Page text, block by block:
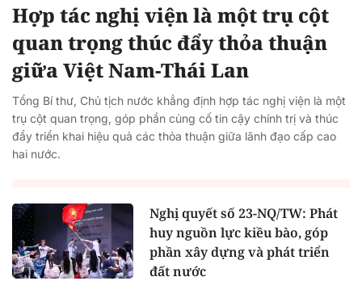
Hợp tác nghị viện là một trụ cột
quan trọng thúc đẩy thỏa thuận
giữa Việt Nam-Thái Lan
Tổng Bí thư, Chủ tịch nước khẳng định hợp tác nghị viện là một
trụ cột quan trọng, góp phần củng cố tin cậy chính trị và thúc
đẩy triển khai hiệu quả các thỏa thuận giữa lãnh đạo cấp cao
hai nước.
Nghị quyết số 23-NQ/TW: Phát
huy nguồn lực kiều bào, góp
phần xây dựng và phát triển
đất nước